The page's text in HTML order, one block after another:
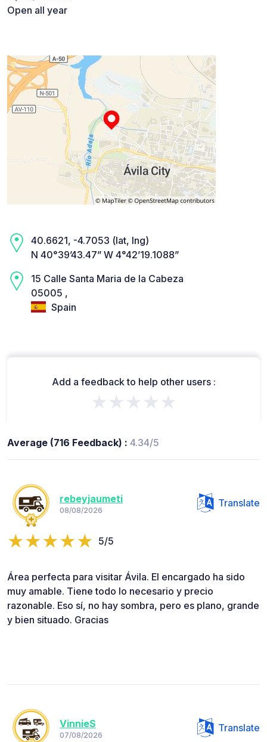
Open all year
40.6621, -4.7053 (lat, lng)
N 40°39’43.47” W 4°42’19.1088”
15 Calle Santa Maria de la Cabeza
05005 ,
Spain
Add a feedback to help other users :
★★★★★
Average (716 Feedback) : 4.34/5
rebeyjaumeti
08/08/2026
Translate
5/5
Área perfecta para visitar Ávila. El encargado ha sido
muy amable. Tiene todo lo necesario y precio
razonable. Eso sí, no hay sombra, pero es plano, grande
y bien situado. Gracias
VinnieS
07/08/2026
Translate